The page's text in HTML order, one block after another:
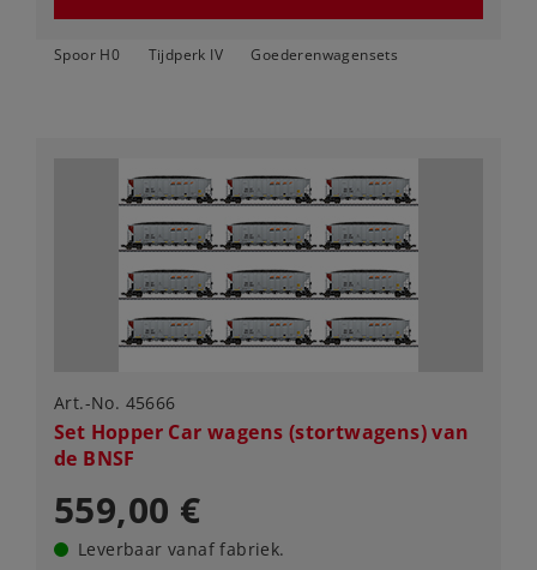
Spoor H0 Tijdperk IV Goederenwagensets
Art.-No. 45666
Set Hopper Car wagens (stortwagens) van
de BNSF
559,00 €
Leverbaar vanaf fabriek.